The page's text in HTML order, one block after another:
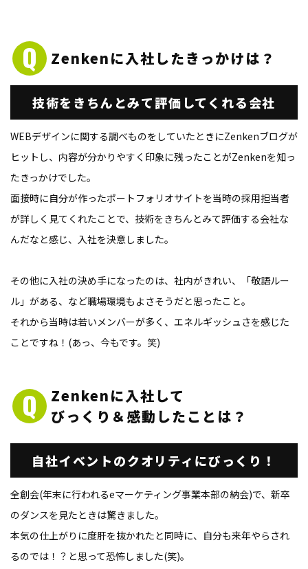
Zenkenに入社したきっかけは？
技術をきちんとみて評価してくれる会社
WEBデザインに関する調べものをしていたときにZenkenブログが
ヒットし、内容が分かりやすく印象に残ったことがZenkenを知っ
たきっかけでした。
面接時に自分が作ったポートフォリオサイトを当時の採用担当者
が詳しく見てくれたことで、技術をきちんとみて評価する会社な
んだなと感じ、入社を決意しました。
その他に入社の決め手になったのは、社内がきれい、「敬語ルー
ル」がある、など職場環境もよさそうだと思ったこと。
それから当時は若いメンバーが多く、エネルギッシュさを感じた
ことですね！(あっ、今もです。笑)
Zenkenに入社して
びっくり＆感動したことは？
自社イベントのクオリティにびっくり！
全創会(年末に行われるeマーケティング事業本部の納会)で、新卒
のダンスを見たときは驚きました。
本気の仕上がりに度肝を抜かれたと同時に、自分も来年やらされ
るのでは！？と思って恐怖しました(笑)。